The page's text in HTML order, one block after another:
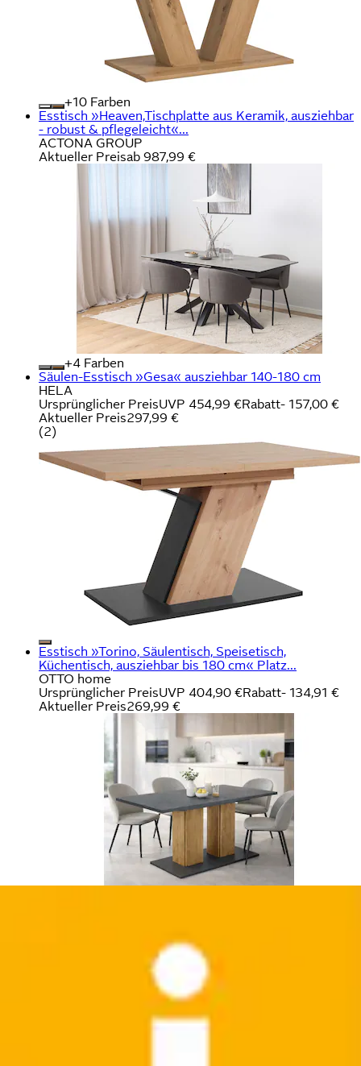
+
Farben
Esstisch »Heaven,Tischplatte aus Keramik, ausziehbar
- robust & pflegeleicht«...
ACTONA GROUP
Aktueller Preisab 987,99 €
+
Farben
Säulen-Esstisch »Gesa« ausziehbar 140-180 cm
HELA
Ursprünglicher PreisUVP 454,99 €Rabatt- 157,00 €
Aktueller Preis297,99 €
(2)
Esstisch »Torino, Säulentisch, Speisetisch,
Küchentisch, ausziehbar bis 180 cm« Platz...
OTTO home
Ursprünglicher PreisUVP 404,90 €Rabatt- 134,91 €
Aktueller Preis269,99 €
200 cm, inkl. Einlegeplatte«...
Ursprünglicher Preis
UVP 473,00 €
259,99 €